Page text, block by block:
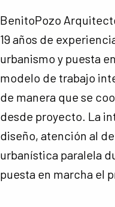
BenitoPozo
19 años de
urbanismo y puesta
modelo de trabajo
de manera que se
desde proyecto. La
diseño, atención al
urbanística paralela
puesta en marcha el